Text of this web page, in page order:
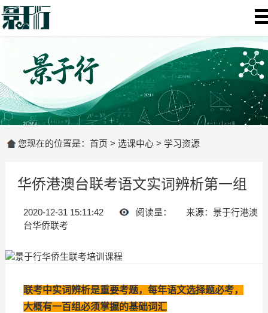
您现在的位置是： 首页 > 选课中心 > 学习资源
华侨港澳台联考语文实词辨析第一组
2020-12-31 15:11:42 阅读量：
来源：景于行港澳
台华侨联考
联考中实词辨析是重要考题，每年语文选择题必考，
大概有一百组必须掌握的基础词汇